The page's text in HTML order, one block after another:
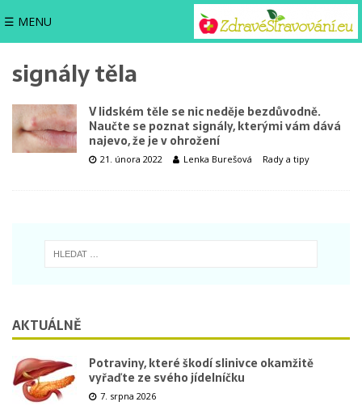
☰ MENU
signály těla
V lidském těle se nic neděje bezdůvodně.
Naučte se poznat signály, kterými vám dává
najevo, že je v ohrožení
21. února 2022 Lenka Burešová Rady a tipy
AKTUÁLNĚ
Potraviny, které škodí slinivce okamžitě
vyřaďte ze svého jídelníčku
7. srpna 2026